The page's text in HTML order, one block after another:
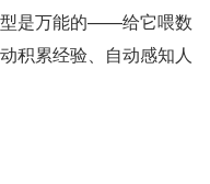
型是万能的——给它喂数
积累经验、自动感知人